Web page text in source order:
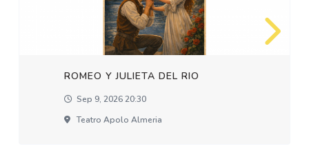
ROMEO Y JULIETA DEL RIO
Sep 9, 2026 20:30
Teatro Apolo Almeria